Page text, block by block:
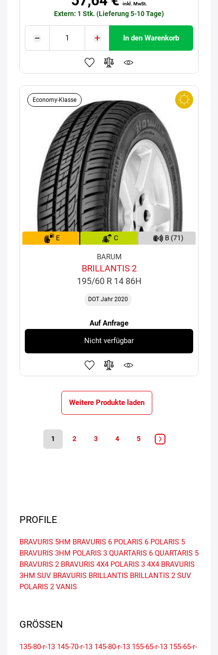
inkl. MwSt.
Extern: 1 Stk. (Lieferung 5-10 Tage)
In den Warenkorb
Economy-Klasse
E C B (71)
BARUM
BRILLANTIS 2
195/60 R 14 86H
DOT Jahr 2020
Auf Anfrage
Nicht verfügbar
Weitere Produkte laden
1 2 3 4 5
PROFILE
BRAVURIS 5HM BRAVURIS 6 POLARIS 6 POLARIS 5
BRAVURIS 3HM POLARIS 3 QUARTARIS 6 QUARTARIS 5
BRAVURIS 2 BRAVURIS 4X4 POLARIS 3 4X4 BRAVURIS
3HM SUV BRAVURIS BRILLANTIS BRILLANTIS 2 SUV
POLARIS 2 VANIS
GRÖSSEN
135-80-r-13 145-70-r-13 145-80-r-13 155-65-r-13 155-65-r-